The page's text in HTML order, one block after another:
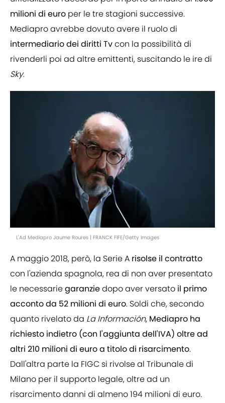
milioni di euro per le tre stagioni successive.
Mediapro avrebbe dovuto avere il ruolo di
intermediariodei diritti Tvcon la possibilità di
rivenderli poi ad altre emittenti, suscitando le ire di
Sky.
L'Ad Mediapro Jaume Roures | FRANCK FIFE/Getty Images
A maggio 2018, però, la Serie A risolse il contratto
con l'azienda spagnola, rea di non aver presentato
le necessariegaranziedopo aver versato il primo
acconto da 52 milioni di euro. Soldi che, secondo
quanto rivelato da La Información, Mediapro ha
richiesto indietro (con l'aggiunta dell'IVA) oltre ad
altri 210 milioni di euro a titolo di risarcimento.
Dall'altra parte la FIGC si rivolse al Tribunale di
Milano per il supporto legale, oltre ad un
risarcimento danni di almeno 194 milioni di euro.